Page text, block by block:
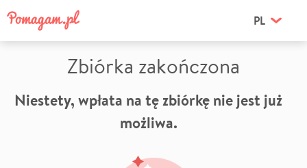
PL
Zbiórka zakończona
Niestety, wpłata na tę zbiórkę nie jest już
możliwa.